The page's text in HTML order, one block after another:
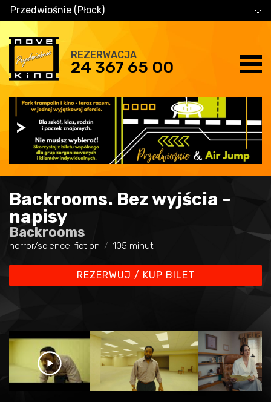
Przedwiośnie (Płock)
REZERWACJA
24 367 65 00
Backrooms. Bez wyjścia -
napisy
Backrooms
horror/science-fiction 105 minut
REZERWUJ / KUP BILET